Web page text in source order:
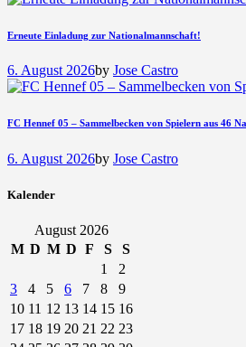
Erneute Einladung zur Nationalmannschaft!
6. August 2026by Jose Castro
FC Hennef 05 – Sammelbecken von Spielern aus 46
6. August 2026by Jose Castro
Kalender
August 2026
M D M D F S
S
1
2
3
4 5 6 7 8
9
10 11 12 13 14 15 16
17 18 19 20 21 22 23